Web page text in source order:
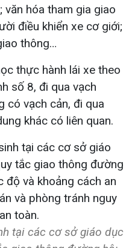
hóa tham gia giao
điều khiển xe cơ giới;
thông…
thực hành lái xe theo
số 8, đi qua vạch
có vạch cản, đi qua
khác có liên quan.
tại các cơ sở giáo dục